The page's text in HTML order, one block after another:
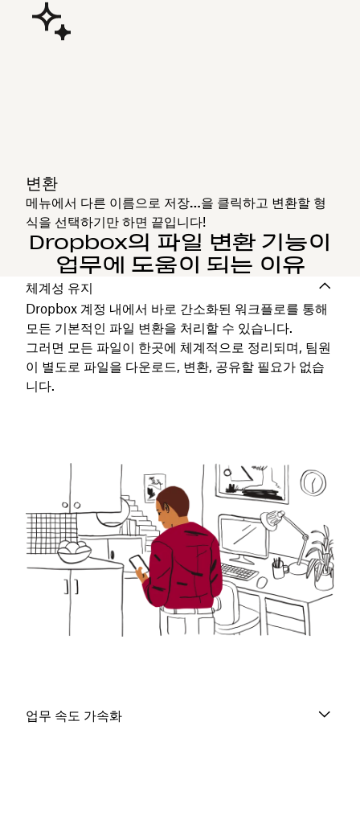
변환
메뉴에서 다른 이름으로 저장…을 클릭하고 변환할 형
식을 선택하기만 하면 끝입니다!
Dropbox의 파일 변환 기능이
업무에 도움이 되는 이유
체계성 유지
Dropbox 계정 내에서 바로 간소화된 워크플로를 통해
모든 기본적인 파일 변환을 처리할 수 있습니다.
그러면 모든 파일이 한곳에 체계적으로 정리되며, 팀원
이 별도로 파일을 다운로드, 변환, 공유할 필요가 없습
니다.
업무 속도 가속화